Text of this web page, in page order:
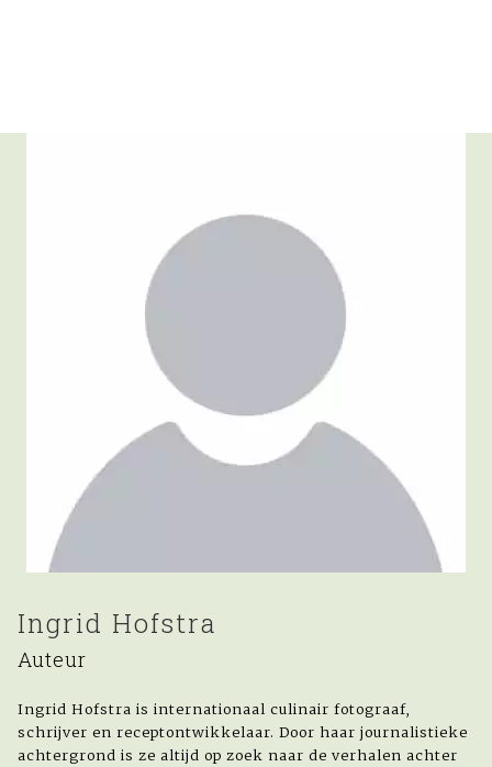
Ingrid Hofstra
Auteur
Ingrid Hofstra is internationaal culinair fotograaf,
schrijver en receptontwikkelaar. Door haar journalistieke
achtergrond is ze altijd op zoek naar de verhalen achter